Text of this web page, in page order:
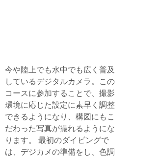
今や陸上でも水中でも広く普及
しているデジタルカメラ。この
コースに参加することで、撮影
環境に応じた設定に素早く調整
できるようになり、構図にもこ
だわった写真が撮れるようにな
ります。 最初のダイビングで
は、デジカメの準備をし、色調